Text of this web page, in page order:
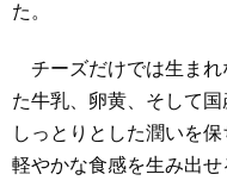
た。
チーズだけでは生まれ
た牛乳、卵黄、そして国
しっとりとした潤いを
軽やかな食感を生み出せ